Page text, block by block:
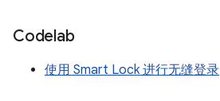
Codelab
使用 Smart Lock 进行无缝登录